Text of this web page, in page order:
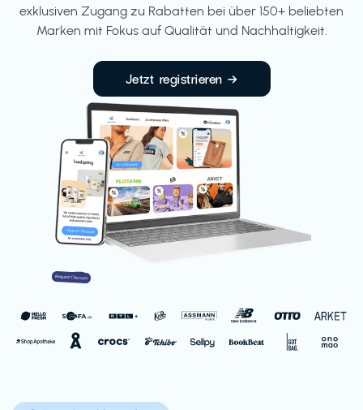
exklusiven Zugang zu Rabatten bei über 150+ beliebten
Marken mit Fokus auf Qualität und Nachhaltigkeit.
Jetzt registrieren →